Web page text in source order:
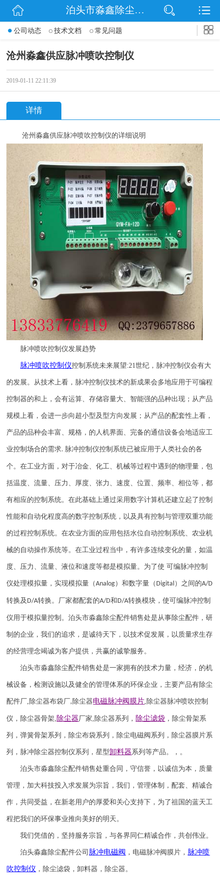
网站首页
泊头市淼鑫除尘配件销售处
公司动态 技术文档 常见问题
沧州淼鑫供应脉冲喷吹控制仪
2019-01-11 22:11:39
详情
沧州淼鑫供应脉冲喷吹控制仪的详细说明
脉冲喷吹控制仪发展趋势
脉冲喷吹控制仪控制系统未来展望:21世纪，脉冲控制仪会有大
的发展。从技术上看，脉冲控制仪技术的新成果会多地应用于可编程
控制器的和上，会有运算、存储容量大、智能强的品种出现；从产品
规模上看，会进一步向超小型及型方向发展；从产品的配套性上看，
产品的品种会丰富、规格，的人机界面、完备的通信设备会地适应工
业控制场合的需求.脉冲控制仪控制系统已被应用于人类社会的各
个。在工业方面，对于冶金、化工、机械等过程中遇到的物理量，包
括温度、流量、压力、厚度、张力、速度、位置、频率、相位等，都
有相应的控制系统。在此基础上通过采用数字计算机还建立起了控制
性能和自动化程度高的数字控制系统，以及具有控制与管理双重功能
的过程控制系统。在农业方面的应用包括水位自动控制系统、农业机
械的自动操作系统等。在工业过程当中，有许多连续变化的量，如温
度、压力、流量、液位和速度等都是模拟量。为了使 可编脉冲控制
仪处理模拟量，实现模拟量（Analog）和数字量（ Digital）之间的A/D
转换及 D/A转换。厂家都配套的A/D和 D/A转换模块，使可编脉冲控制
仪用于模拟量控制。泊头市淼鑫除尘配件销售处是从事除尘配件，研
制的企业，我们的追求，是诚待天下，以技术促发展，以质量求生存
的经营理念竭诚为客户提供，共赢的诚挚服务。
泊头市淼鑫除尘配件销售处是一家拥有的技术力量，经济，的机
械设备，检测设施以及健全的管理体系的环保企业，主要产品有除尘
配件厂, 除尘器布袋厂, 除尘器电磁脉冲阀膜片, 除尘器脉冲喷吹控制
仪 ， 除尘器骨架,除尘器厂家, 除尘器系列， 除尘滤袋 ，除尘骨架系
列，弹簧骨架系列，除尘布袋系列，除尘电磁阀系列，除尘器膜片系
列，脉冲除尘器控制仪系列，星型卸料器系列等产品。，。
泊头市淼鑫除尘配件销售处重合同，守信誉，以诚信为本，质量
管理，加大科技投入求发展为宗旨，我们，管理体制，配套、精诚合
作，共同受益，在新老用户的厚爱和关心支持下，为了祖国的蓝天工
程把我们的环保事业推向美好的明天。
我们凭借的，坚持服务宗旨，与各界同仁精诚合作，共创伟业。
泊头淼鑫除尘配件公司 脉冲电磁阀 ，电磁脉冲阀膜片， 脉冲喷
吹控制仪 ，除尘滤袋，卸料器，除尘器。